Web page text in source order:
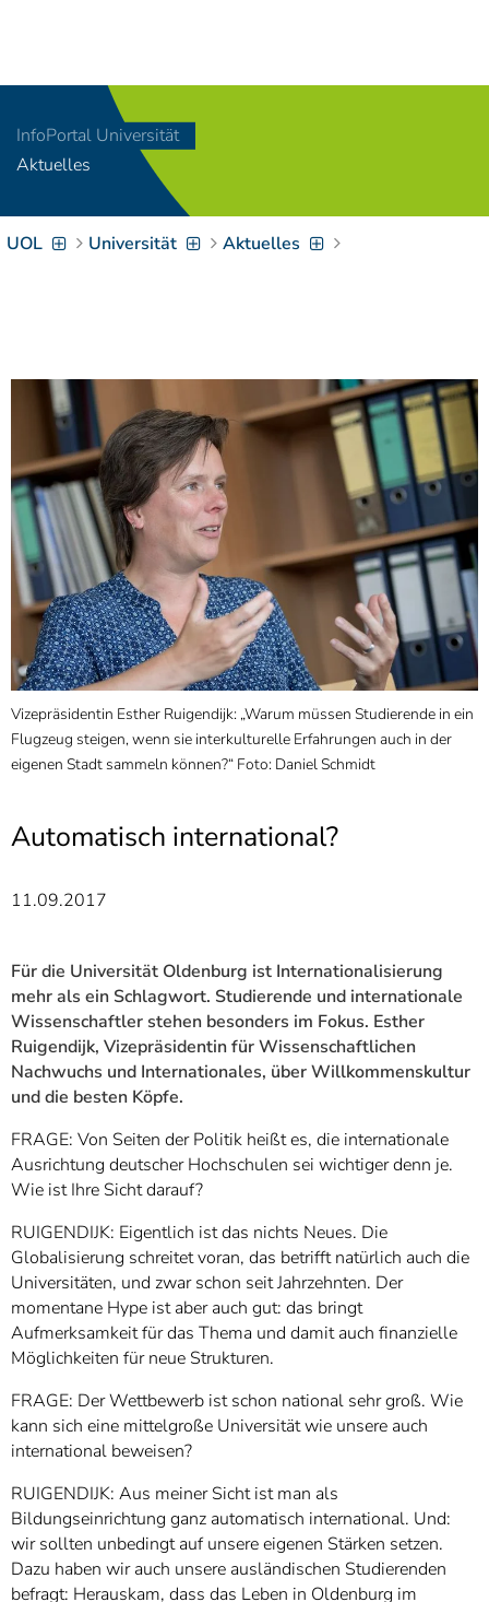
[Access-Key 8
Zum Inhalt springen
Zur Suche springen
[Access-Key 4]
Zur Hauptnavigation
Zur
Brotkrumennavigation
springen
7]
Informationen zur
Barrierefreiheit
InfoPortal Universität
Aktuelles
UOL Universität Aktuelles
Vizepräsidentin Esther Ruigendijk: „Warum müssen Studierende in ein
Flugzeug steigen, wenn sie interkulturelle Erfahrungen auch in der
eigenen Stadt sammeln können?“ Foto: Daniel Schmidt
Automatisch international?
11.09.2017
Für die Universität Oldenburg ist Internationalisierung
mehr als ein Schlagwort. Studierende und internationale
Wissenschaftler stehen besonders im Fokus. Esther
Ruigendijk, Vizepräsidentin für Wissenschaftlichen
Nachwuchs und Internationales, über Willkommenskultur
und die besten Köpfe.
FRAGE: Von Seiten der Politik heißt es, die internationale
Ausrichtung deutscher Hochschulen sei wichtiger denn je.
Wie ist Ihre Sicht darauf?
RUIGENDIJK: Eigentlich ist das nichts Neues. Die
Globalisierung schreitet voran, das betrifft natürlich auch die
Universitäten, und zwar schon seit Jahrzehnten. Der
momentane Hype ist aber auch gut: das bringt
Aufmerksamkeit für das Thema und damit auch finanzielle
Möglichkeiten für neue Strukturen.
FRAGE: Der Wettbewerb ist schon national sehr groß. Wie
kann sich eine mittelgroße Universität wie unsere auch
international beweisen?
RUIGENDIJK: Aus meiner Sicht ist man als
Bildungseinrichtung ganz automatisch international. Und:
wir sollten unbedingt auf unsere eigenen Stärken setzen.
Dazu haben wir auch unsere ausländischen Studierenden
befragt: Herauskam, dass das Leben in Oldenburg im